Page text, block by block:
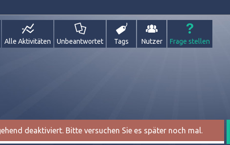
Alle Aktivitäten Unbeantwortet Tags Nutzer Frage stellen
deaktiviert. Bitte versuchen Sie es später noch mal.